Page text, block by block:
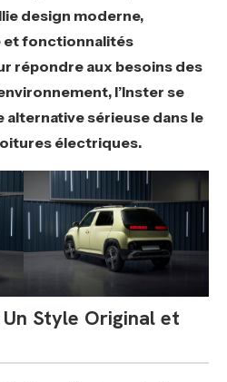
design moderne,
fonctionnalités
répondre aux besoins des
l’Inster se
sérieuse dans le
électriques.
Style Original et